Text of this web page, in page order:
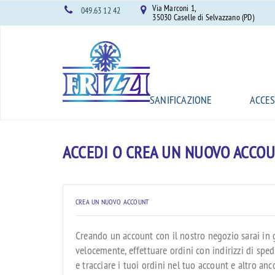
049.63 12 42
Via Marconi 1,
35030 Caselle di Selvazzano (PD)
SANIFICAZIONE
ACCEDI O CREA UN NUOVO
CREA UN NUOVO ACCOUNT
Creando un account con il nostro negozio sarai
velocemente, effettuare ordini con indirizzi di
e tracciare i tuoi ordini nel tuo account e altro